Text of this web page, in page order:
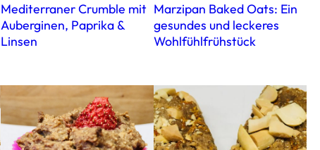
Mediterraner Crumble mit
Auberginen, Paprika &
Linsen
Marzipan Baked Oats: Ein
gesundes und leckeres
Wohlfühlfrühstück